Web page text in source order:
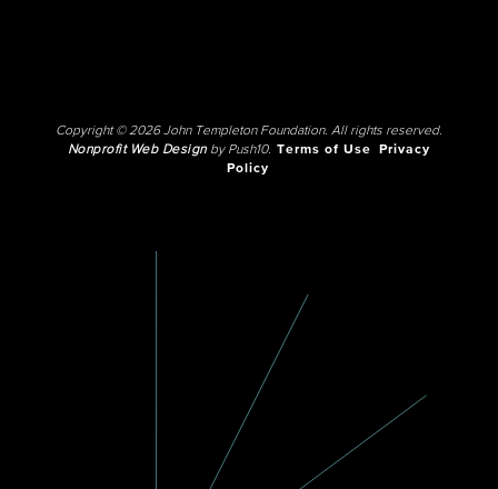
Copyright © 2026 John Templeton Foundation. All rights reserved.
Nonprofit Web Designby Push10. Terms of Use
Privacy
Policy